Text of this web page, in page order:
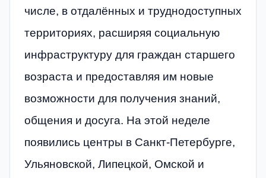
числе, в отдалённых и труднодоступных
территориях, расширяя социальную
инфраструктуру для граждан старшего
возраста и предоставляя им новые
возможности для получения знаний,
общения и досуга. На этой неделе
появились центры в Санкт-Петербурге,
Ульяновской, Липецкой, Омской и